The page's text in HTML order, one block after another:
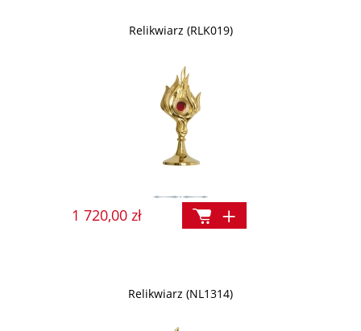
Relikwiarz (RLK019)
1 720,00 zł
Relikwiarz (NL1314)